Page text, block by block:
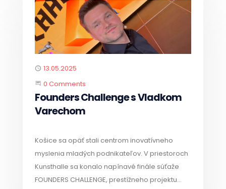
Published
13.05.2025
Start the Conversation
0 Comments
Founders Challenge s Vladkom
Varechom
Košice sa opäť stali centrom inovatívneho
myslenia mladých podnikateľov. V priestoroch
Kunsthalle sa konalo napínavé finále súťaže
FOUNDERS CHALLENGE, prestížneho projektu